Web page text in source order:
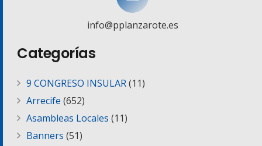
info@pplanzarote.es
Categorías
9 CONGRESO INSULAR(11)
Arrecife (652)
Asambleas Locales (11)
Banners (51)